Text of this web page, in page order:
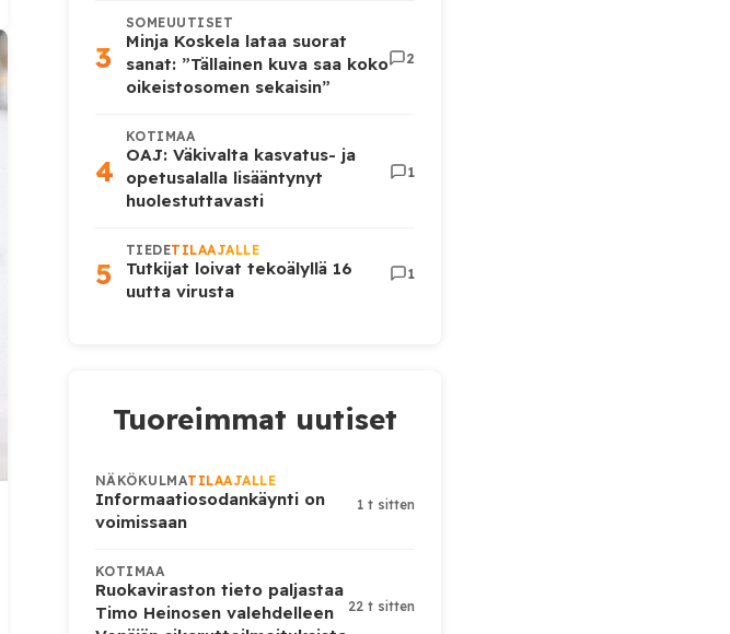
3
SOMEUUTISET
Minja Koskela lataa suorat
sanat: ”Tällainen kuva saa koko
oikeistosomen sekaisin”
2
4
KOTIMAA
OAJ: Väkivalta kasvatus- ja
opetusalalla lisääntynyt
huolestuttavasti
1
5
TIEDETILAAJALLE
Tutkijat loivat tekoälyllä 16
uutta virusta
1
Tuoreimmat uutiset
NÄKÖKULMATILAAJALLE
Informaatiosodankäynti on
voimissaan
1 t sitten
KOTIMAA
Ruokaviraston tieto paljastaa
Timo Heinosen valehdelleen
22 t sitten